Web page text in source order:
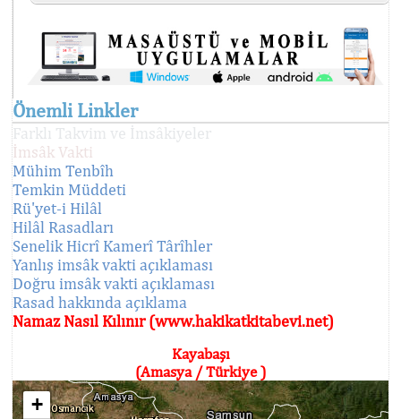
Önemli Linkler
Farklı Takvim ve İmsâkiyeler
İmsâk Vakti
Mühim Tenbîh
Temkin Müddeti
Rü'yet-i Hilâl
Hilâl Rasadları
Senelik Hicrî Kamerî Târîhler
Yanlış imsâk vakti açıklaması
Doğru imsâk vakti açıklaması
Rasad hakkında açıklama
Namaz Nasıl Kılınır (www.hakikatkitabevi.net)
Kayabaşı
(Amasya / Türkiye )
+